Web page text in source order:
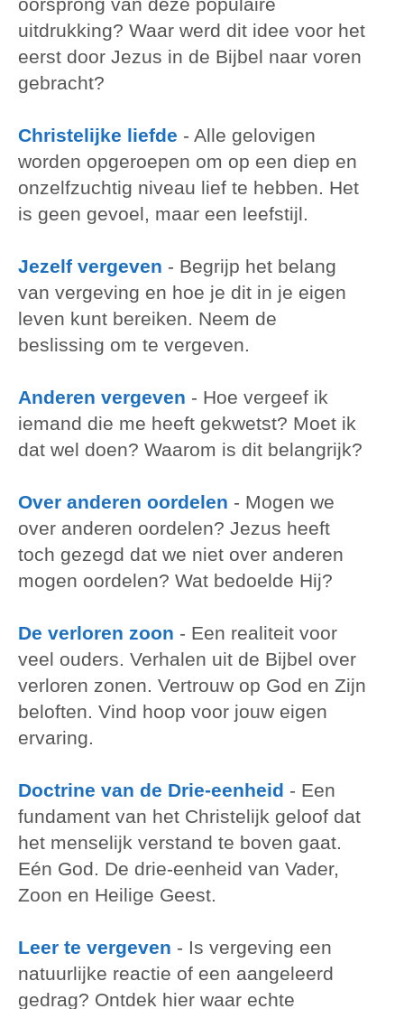
oorsprong van deze populaire
uitdrukking? Waar werd dit idee voor het
eerst door Jezus in de Bijbel naar voren
gebracht?
Christelijke liefde - Alle gelovigen
worden opgeroepen om op een diep en
onzelfzuchtig niveau lief te hebben. Het
is geen gevoel, maar een leefstijl.
Jezelf vergeven - Begrijp het belang
van vergeving en hoe je dit in je eigen
leven kunt bereiken. Neem de
beslissing om te vergeven.
Anderen vergeven - Hoe vergeef ik
iemand die me heeft gekwetst? Moet ik
dat wel doen? Waarom is dit belangrijk?
Over anderen oordelen - Mogen we
over anderen oordelen? Jezus heeft
toch gezegd dat we niet over anderen
mogen oordelen? Wat bedoelde Hij?
De verloren zoon - Een realiteit voor
veel ouders. Verhalen uit de Bijbel over
verloren zonen. Vertrouw op God en Zijn
beloften. Vind hoop voor jouw eigen
ervaring.
Doctrine van de Drie-eenheid - Een
fundament van het Christelijk geloof dat
het menselijk verstand te boven gaat.
Eén God. De drie-eenheid van Vader,
Zoon en Heilige Geest.
Leer te vergeven - Is vergeving een
natuurlijke reactie of een aangeleerd
gedrag? Ontdek hier waar echte